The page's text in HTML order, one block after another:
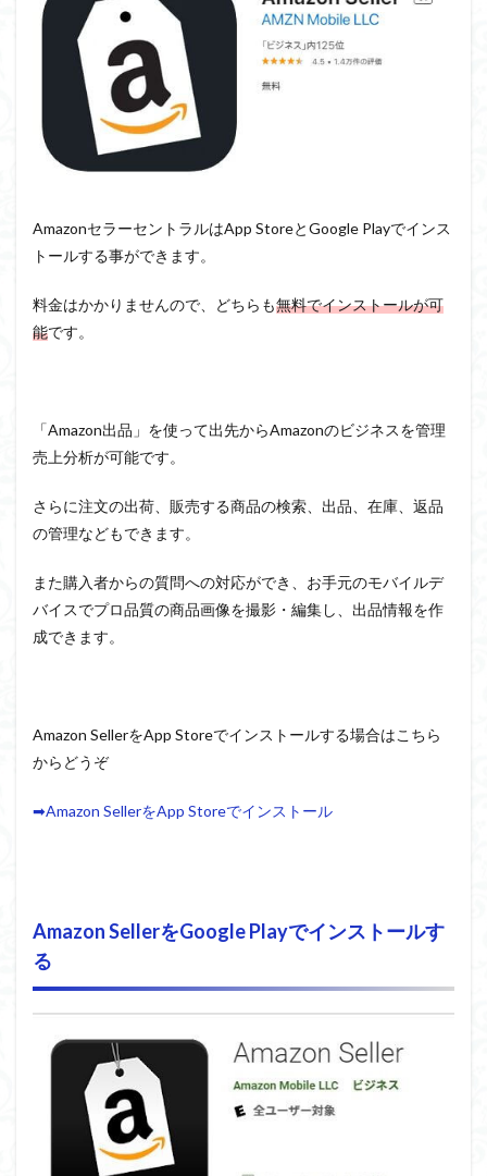
AmazonセラーセントラルはApp StoreとGoogle Playでインス
トールする事ができます。
料金はかかりませんので、どちらも無料でインストールが可
能です。
「Amazon出品」を使って出先からAmazonのビジネスを管理
売上分析が可能です。
さらに注文の出荷、販売する商品の検索、出品、在庫、返品
の管理などもできます。
また購入者からの質問への対応ができ、お手元のモバイルデ
バイスでプロ品質の商品画像を撮影・編集し、出品情報を作
成できます。
Amazon SellerをApp Storeでインストールする場合はこちら
からどうぞ
➡Amazon SellerをApp Storeでインストール
Amazon SellerをGoogle Playでインストールす
る